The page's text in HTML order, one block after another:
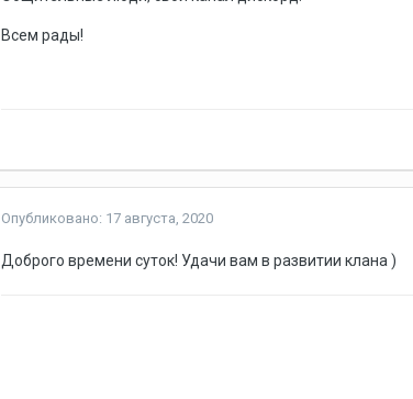
Всем рады!
Опубликовано: 17 августа, 2020
Доброго времени суток! Удачи вам в развитии клана )